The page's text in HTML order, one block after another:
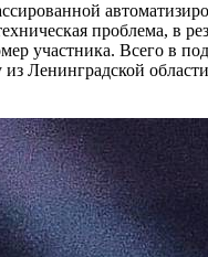
проблема, в
участника. Всего в
Ленинградской